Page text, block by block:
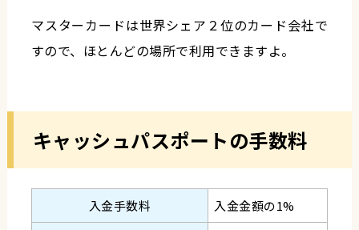
マスターカードは世界シェア２位のカード会社で
すので、ほとんどの場所で利用できますよ。
キャッシュパスポートの手数料
入金手数料
入金金額の1%